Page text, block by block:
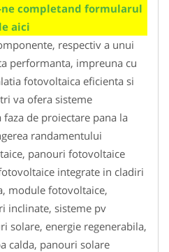
completand formularul
aici
respectiv a unui
performanta, impreuna cu
fotovoltaica eficienta si
va ofera sisteme
de proiectare pana la
randamentului
panouri fotovoltaice
integrate in cladiri
module fotovoltaice,
inclinate, sisteme pv
solare, energie regenerabila,
calda, panouri solare